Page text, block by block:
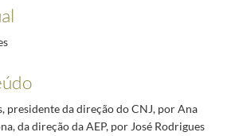
presidente da direção do CNJ, por Ana
da direção da AEP, por José Rodrigues